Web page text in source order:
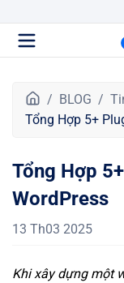
r
g
h
ủ
BLOG
Tổng Hợp 5+
Tổng Hợp
WordPress
13 Th03 2025
Khi xây dựng một